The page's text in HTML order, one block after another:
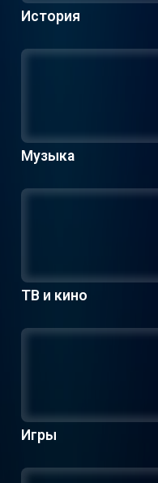
История
Музыка
ТВ и кино
Игры